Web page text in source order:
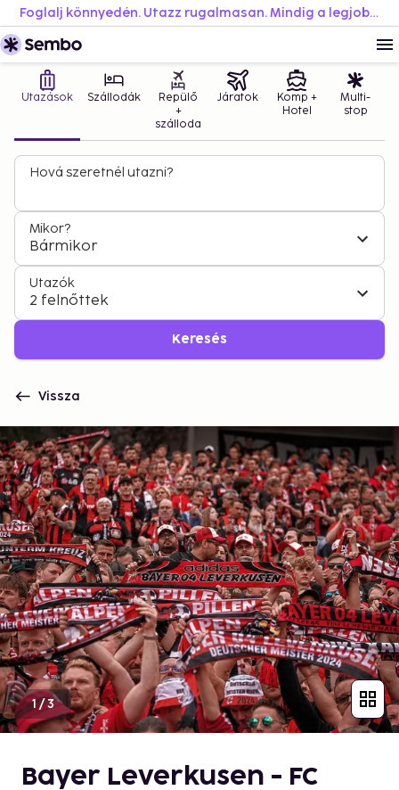
Foglalj könnyedén. Utazz rugalmasan. Mindig a legjobb áron.
Utazások Szállodák
Repülő
+
szálloda
Járatok
Komp +
Hotel
Multi-
stop
Hová szeretnél utazni?
Mikor?
Bármikor
Utazók
2 felnőttek
Keresés
Vissza
1/3
Bayer Leverkusen - FC